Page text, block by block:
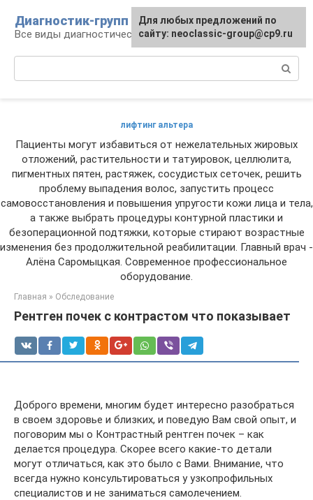
контенту
Диагностик-групп
Все виды диагностических манипуляций
лифтинг альтера
Пациенты могут избавиться от нежелательных жировых
отложений, растительности и татуировок, целлюлита,
пигментных пятен, растяжек, сосудистых сеточек, решить
проблему выпадения волос, запустить процесс
самовосстановления и повышения упругости кожи лица и тела,
а также выбрать процедуры контурной пластики и
безоперационной подтяжки, которые стирают возрастные
изменения без продолжительной реабилитации. Главный врач -
Алёна Саромыцкая. Современное профессиональное
оборудование.
Главная » Обследование
Рентген почек с контрастом что показывает
Доброго времени, многим будет интересно разобраться
в своем здоровье и близких, и поведую Вам свой опыт, и
поговорим мы о Контрастный рентген почек – как
делается процедура. Скорее всего какие-то детали
могут отличаться, как это было с Вами. Внимание, что
всегда нужно консультироваться у узкопрофильных
специалистов и не заниматься самолечением.
Для любых предложений по
сайту: neoclassic-group@cp9.ru